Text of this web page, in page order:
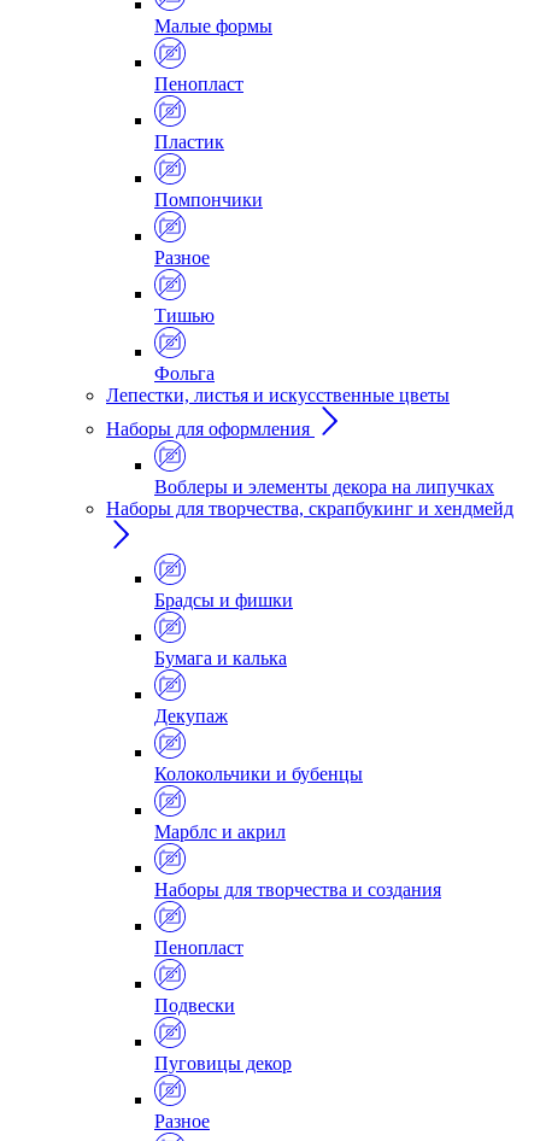
Малые формы
Пенопласт
Пластик
Помпончики
Разное
Тишью
Фольга
Лепестки, листья и искусственные цветы
Наборы для оформления
Воблеры и элементы декора на липучках
Наборы для творчества, скрапбукинг и хендмейд
Брадсы и фишки
Бумага и калька
Декупаж
Колокольчики и бубенцы
Марблс и акрил
Наборы для творчества и создания
Пенопласт
Подвески
Пуговицы декор
Разное